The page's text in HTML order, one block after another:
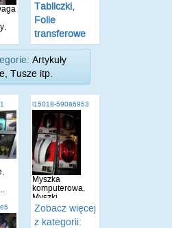
Tabliczki,
Folie
transferowe
Artykuły
Tusze itp.
i15018-590a6953
Myszka
komputerowa,
Myszki
komputerowe
Zobacz więcej
z kategorii: